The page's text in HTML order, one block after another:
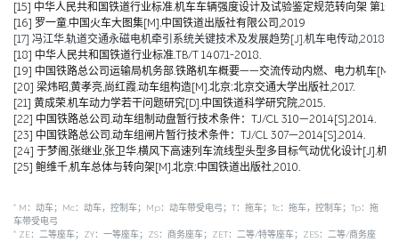
[15] 中华人民共和国铁道行业标准.机车车辆强度设计及试验鉴定规范转向架 第1
[16] 罗一童.中国火车大图集[M].中国铁道出版社有限公司,2019
[17] 冯江华.轨道交通永磁电机牵引系统关键技术及发展趋势[J].机车电传动
[18] 中华人民共和国铁道行业标准.TB/T 1407.1-2018.
[19] 中国铁路总公司运输局机务部.铁路机车概要——交流传动内燃、电力机车[M].
[20] 梁炜昭,黄孝亮,尚红霞.动车组构造[M].北京:北京交通大学出版社,2017.
[21] 黄成荣.机车动力学若干问题研究[D].中国铁道科学研究院,2015.
[22] 中国铁路总公司.动车组制动盘暂行技术条件：TJ/CL 310—2014[S].2014.
[23] 中国铁路总公司.动车组闸片暂行技术条件：TJ/CL 307—2014[S].2014.
[24] 于梦阁,张继业,张卫华.横风下高速列车流线型头型多目标气动优化设计[J].机
[25] 鲍维千,机车总体与转向架[M].北京:中国铁道出版社,2010.
* M：动车；Mc：动车，控制车；Mp：动车带受电弓；T：拖车；Tc：拖车，控制车；Tp：拖
车带受电弓
* ZE：二等座车；ZY：一等座车；ZS：商务座车；ZET：二等/特等座车；ZES：二等/商务座